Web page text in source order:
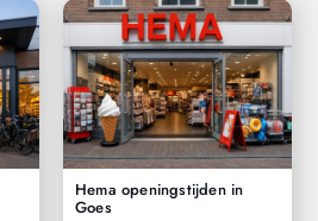
Hema openingstijden in
Goes